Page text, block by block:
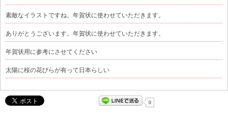
素敵なイラストですね。年賀状に使わせていただきます。
ありがとうございます。年賀状に使わせていただきます。
年賀状用に参考にさせてください
太陽に桜の花びらが有って日本らしい
0